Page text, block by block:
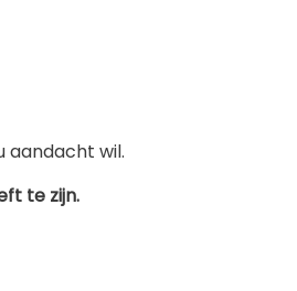
aandacht wil.
te zijn.